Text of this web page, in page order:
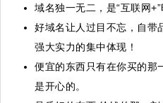
域名独一无二，是“互联网
好域名让人过目不忘，自带
强大实力的集中体现！
便宜的东西只有在你买的那
是开心的。